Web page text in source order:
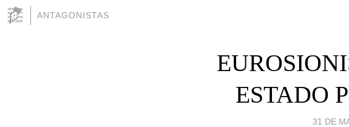
ANTAGONISTAS
ESTADO
31 DE